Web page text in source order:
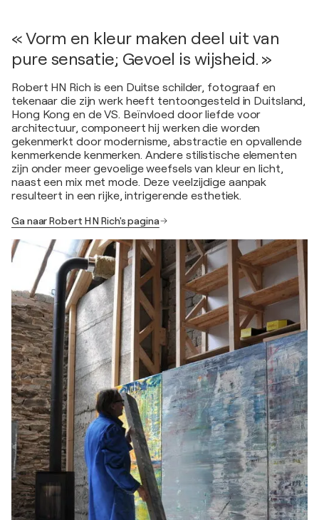
« Vorm en kleur maken deel uit van
pure sensatie; Gevoel is wijsheid. »
Robert HN Rich is een Duitse schilder, fotograaf en
tekenaar die zijn werk heeft tentoongesteld in Duitsland,
Hong Kong en de VS. Beïnvloed door liefde voor
architectuur, componeert hij werken die worden
gekenmerkt door modernisme, abstractie en opvallende
kenmerkende kenmerken. Andere stilistische elementen
zijn onder meer gevoelige weefsels van kleur en licht,
naast een mix met mode. Deze veelzijdige aanpak
resulteert in een rijke, intrigerende esthetiek.
Ga naar Robert H N Rich's pagina